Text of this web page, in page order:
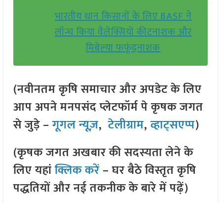
भारतीय धान किसानों के लिए BASF ने
लॉन्च किया वैलेक्सियो कीटनाशक और
मिबेल्या फफूंदनाशक
(नवीनतम कृषि समाचार और अपडेट के लिए
आप अपने मनपसंद प्लेटफॉर्म पे कृषक जगत
से जुड़े –गूगल न्यूज़,टेलीग्राम,व्हाट्सएप्प)
(कृषक जगत अखबार की सदस्यता लेने के
लिए यहांक्लिक करें– घर बैठे विस्तृत कृषि
पद्धतियों और नई तकनीक के बारे में पढ़ें)